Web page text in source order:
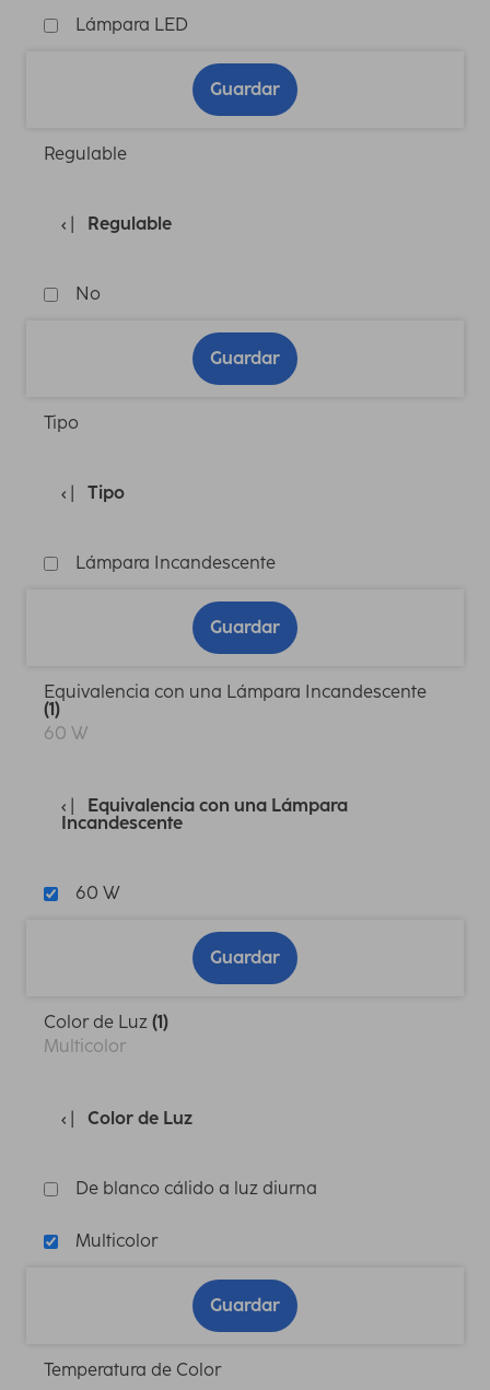
Lámpara LED
Guardar
Regulable
Regulable
No
Guardar
Tipo
Tipo
Lámpara Incandescente
Guardar
Equivalencia con una Lámpara Incandescente
(1)
60 W
Equivalencia con una Lámpara
Incandescente
60 W
Guardar
Color de Luz (1)
Multicolor
Color de Luz
De blanco cálido a luz diurna
Multicolor
Guardar
Temperatura de Color